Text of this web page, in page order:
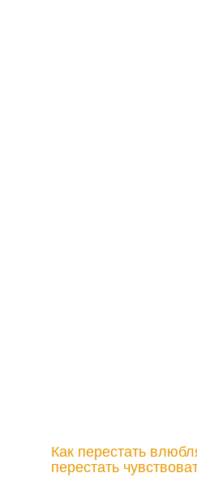
Как перестать
перестать